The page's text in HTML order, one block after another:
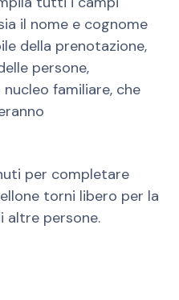
il nome e cognome
della prenotazione,
persone,
familiare, che
per completare
torni libero per la
altre persone.